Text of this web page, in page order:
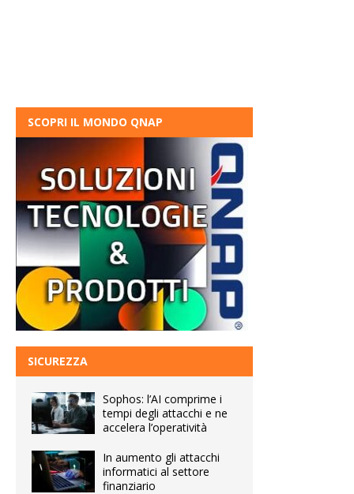
SCOPRI IL MONDO QNAP
SICUREZZA
Sophos: l’AI comprime i
tempi degli attacchi e ne
accelera l’operatività
In aumento gli attacchi
informatici al settore
finanziario